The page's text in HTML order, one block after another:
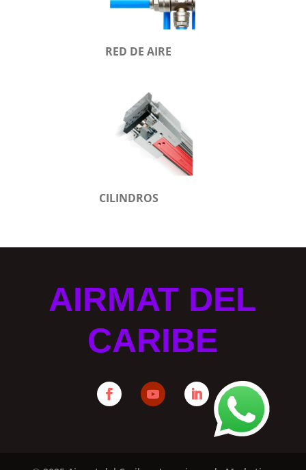
RED DE AIRE
CILINDROS
AIRMAT DEL
CARIBE